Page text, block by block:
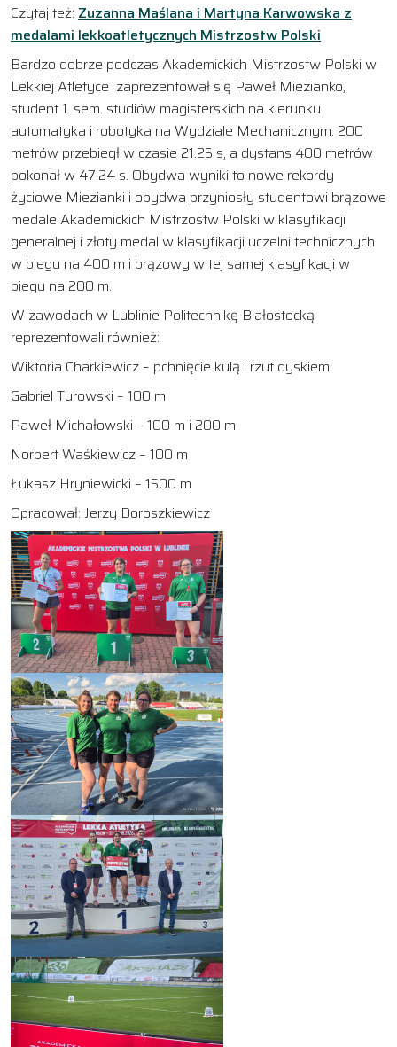
Czytaj też: Zuzanna Maślana i Martyna Karwowska z
medalami lekkoatletycznych Mistrzostw Polski
Bardzo dobrze podczas Akademickich Mistrzostw Polski w
Lekkiej Atletyce zaprezentował się Paweł Miezianko,
student 1. sem. studiów magisterskich na kierunku
automatyka i robotyka na Wydziale Mechanicznym. 200
metrów przebiegł w czasie 21.25 s, a dystans 400 metrów
pokonał w 47.24 s. Obydwa wyniki to nowe rekordy
życiowe Miezianki i obydwa przyniosły studentowi brązowe
medale Akademickich Mistrzostw Polski w klasyfikacji
generalnej i złoty medal w klasyfikacji uczelni technicznych
w biegu na 400 m i brązowy w tej samej klasyfikacji w
biegu na 200 m.
W zawodach w Lublinie Politechnikę Białostocką
reprezentowali również:
Wiktoria Charkiewicz – pchnięcie kulą i rzut dyskiem
Gabriel Turowski – 100 m
Paweł Michałowski – 100 m i 200 m
Norbert Waśkiewicz – 100 m
Łukasz Hryniewicki – 1500 m
Opracował: Jerzy Doroszkiewicz